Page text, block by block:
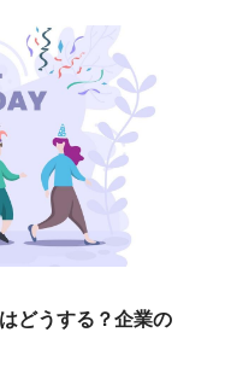
どうする？企業の